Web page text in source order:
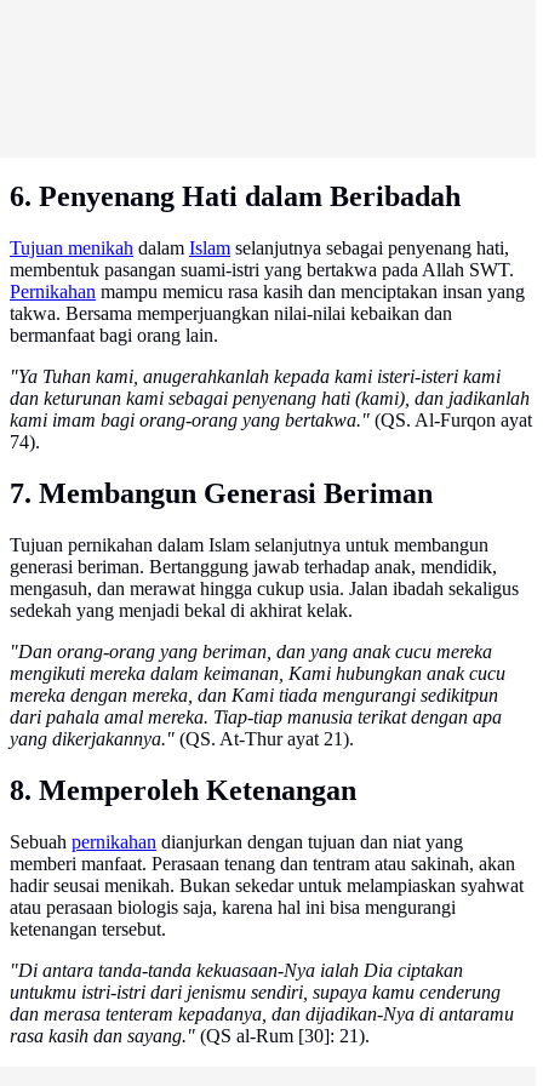
6. Penyenang Hati dalam Beribadah
Tujuan menikah dalam Islam selanjutnya sebagai penyenang hati,
membentuk pasangan suami-istri yang bertakwa pada Allah SWT.
Pernikahan mampu memicu rasa kasih dan menciptakan insan yang
takwa. Bersama memperjuangkan nilai-nilai kebaikan dan
bermanfaat bagi orang lain.
"Ya Tuhan kami, anugerahkanlah kepada kami isteri-isteri kami
dan keturunan kami sebagai penyenang hati (kami), dan jadikanlah
kami imam bagi orang-orang yang bertakwa." (QS. Al-Furqon ayat
74).
7. Membangun Generasi Beriman
Tujuan pernikahan dalam Islam selanjutnya untuk membangun
generasi beriman. Bertanggung jawab terhadap anak, mendidik,
mengasuh, dan merawat hingga cukup usia. Jalan ibadah sekaligus
sedekah yang menjadi bekal di akhirat kelak.
"Dan orang-orang yang beriman, dan yang anak cucu mereka
mengikuti mereka dalam keimanan, Kami hubungkan anak cucu
mereka dengan mereka, dan Kami tiada mengurangi sedikitpun
dari pahala amal mereka. Tiap-tiap manusia terikat dengan apa
yang dikerjakannya." (QS. At-Thur ayat 21).
8. Memperoleh Ketenangan
Sebuah pernikahan dianjurkan dengan tujuan dan niat yang
memberi manfaat. Perasaan tenang dan tentram atau sakinah, akan
hadir seusai menikah. Bukan sekedar untuk melampiaskan syahwat
atau perasaan biologis saja, karena hal ini bisa mengurangi
ketenangan tersebut.
"Di antara tanda-tanda kekuasaan-Nya ialah Dia ciptakan
untukmu istri-istri dari jenismu sendiri, supaya kamu cenderung
dan merasa tenteram kepadanya, dan dijadikan-Nya di antaramu
rasa kasih dan sayang." (QS al-Rum [30]: 21).